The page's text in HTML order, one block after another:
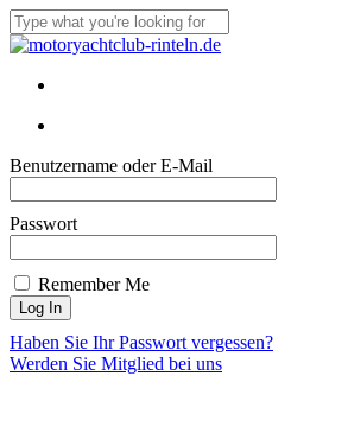
Skip
to
content
Close
Menu
Benutzername oder E-Mail
Passwort
Remember Me
Haben Sie Ihr Passwort vergessen?
Werden Sie Mitglied bei uns